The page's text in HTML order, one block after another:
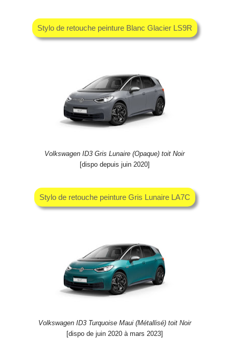
Stylo de retouche peinture Blanc Glacier LS9R
Volkswagen ID3 Gris Lunaire (Opaque) toit Noir
[dispo depuis juin 2020]
Stylo de retouche peinture Gris Lunaire LA7C
Volkswagen ID3 Turquoise Maui (Métallisé) toit Noir
[dispo de juin 2020 à mars 2023]